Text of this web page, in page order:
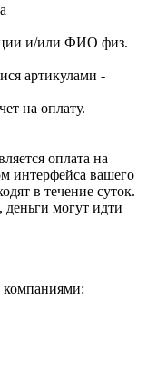
и/или ФИО физ.
артикулами -
на оплату.
оплата на
интерфейса вашего
в течение суток.
деньги могут идти
компаниями: